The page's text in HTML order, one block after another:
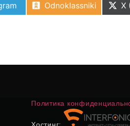
Odnoklassniki X
Политика